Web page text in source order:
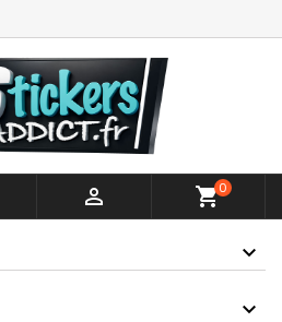
 shopping_cart0